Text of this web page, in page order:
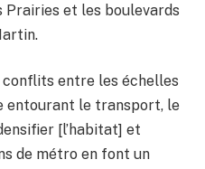
Prairies et les boulevards
conflits entre les échelles
entourant le transport, le
[l’habitat] et
de métro en font un